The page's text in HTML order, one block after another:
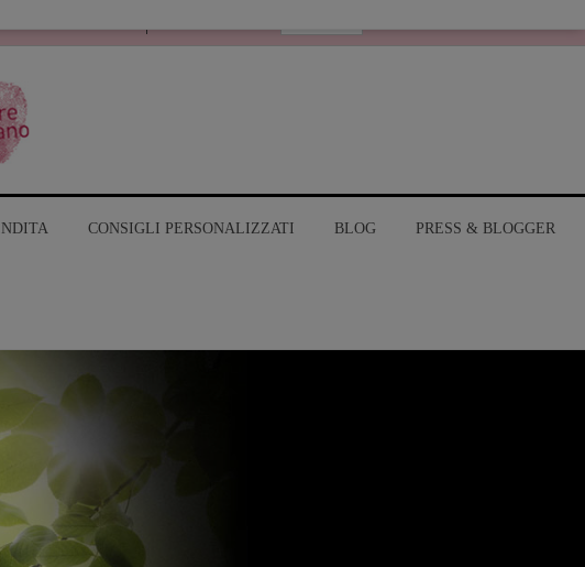
CONSIGLI PERSONALIZZATI BLOG PRESS & BLOGGER